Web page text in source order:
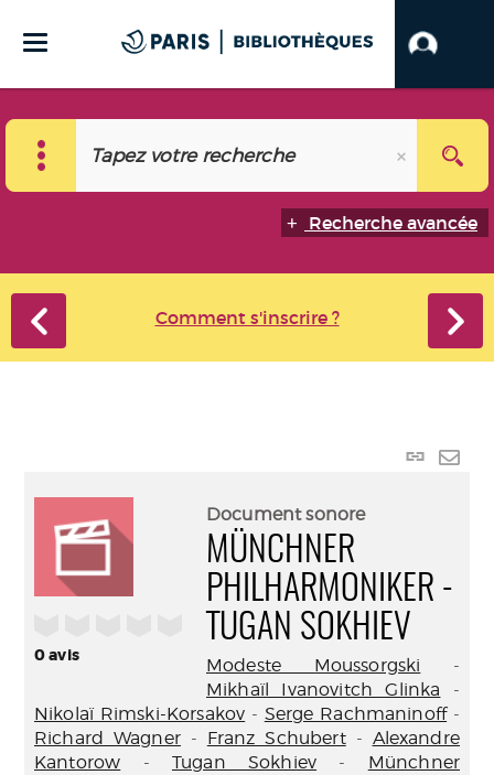
Recherche avancée
Comment s'inscrire ?
Lien
0avis
Document sonore
MÜNCHNER
PHILHARMONIKER -
TUGAN SOKHIEV
Modeste Moussorgski -
Mikhaïl Ivanovitch Glinka -
Nikolaï Rimski-Korsakov - Serge Rachmaninoff-
Richard Wagner- Franz Schubert- Alexandre
Kantorow - Tugan Sokhiev - Münchner